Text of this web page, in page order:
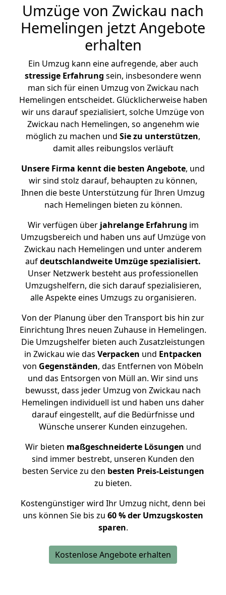
Umzüge von Zwickau nach
Hemelingen jetzt Angebote
erhalten
Ein Umzug kann eine aufregende, aber auch
stressige Erfahrung sein, insbesondere wenn
man sich für einen Umzug von Zwickau nach
Hemelingen entscheidet. Glücklicherweise haben
wir uns darauf spezialisiert, solche Umzüge von
Zwickau nach Hemelingen, so angenehm wie
möglich zu machen und Sie zu unterstützen,
damit alles reibungslos verläuft
Unsere Firma kennt die besten Angebote, und
wir sind stolz darauf, behaupten zu können,
Ihnen die beste Unterstützung für Ihren Umzug
nach Hemelingen bieten zu können.
Wir verfügen überjahrelange Erfahrung im
Umzugsbereich und haben uns auf Umzüge von
Zwickau nach Hemelingen und unter anderem
aufdeutschlandweite Umzüge spezialisiert.
Unser Netzwerk besteht aus professionellen
Umzugshelfern, die sich darauf spezialisieren,
alle Aspekte eines Umzugs zu organisieren.
Von der Planung über den Transport bis hin zur
Einrichtung Ihres neuen Zuhause in Hemelingen.
Die Umzugshelfer bieten auch Zusatzleistungen
in Zwickau wie das Verpacken und Entpacken
von Gegenständen, das Entfernen von Möbeln
und das Entsorgen von Müll an. Wir sind uns
bewusst, dass jeder Umzug von Zwickau nach
Hemelingen individuell ist und haben uns daher
darauf eingestellt, auf die Bedürfnisse und
Wünsche unserer Kunden einzugehen.
Wir bieten maßgeschneiderte Lösungen und
sind immer bestrebt, unseren Kunden den
besten Service zu den besten Preis-Leistungen
zu bieten.
Kostengünstiger wird Ihr Umzug nicht, denn bei
uns können Sie bis zu 60 % der Umzugskosten
sparen.
Kostenlose Angebote erhalten